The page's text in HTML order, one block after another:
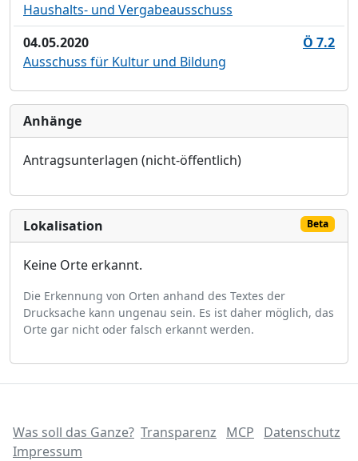
Haushalts- und Vergabeausschuss
04.05.2020
Ö 7.2
Ausschuss für Kultur und Bildung
Anhänge
Antragsunterlagen (nicht-öffentlich)
Lokalisation Beta
Keine Orte erkannt.
Die Erkennung von Orten anhand des Textes der
Drucksache kann ungenau sein. Es ist daher möglich, das
Orte gar nicht oder falsch erkannt werden.
Was soll das Ganze? Transparenz MCP
Datenschutz
Impressum